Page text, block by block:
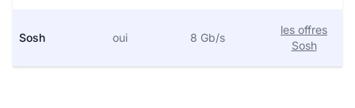
Sosh oui 8 Gb/s
les offres
Sosh